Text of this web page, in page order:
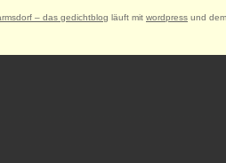
– das gedichtblog läuft mit wordpress und